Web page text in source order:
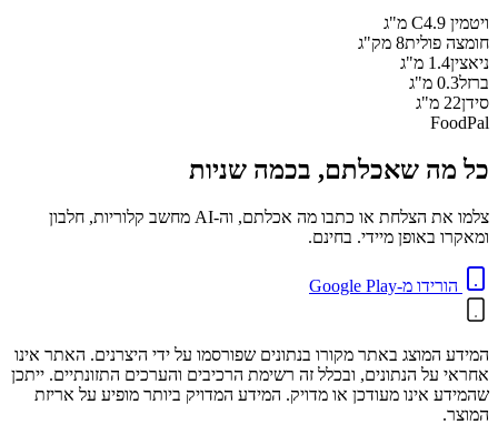
ויטמין C 4.9
מ"ג
חומצה פולית8 מק"ג
ניאצין1.4 מ"ג
ברזל0.3 מ"ג
סידן22 מ"ג
FoodPal
כל מה שאכלתם, בכמה שניות
צלמו את הצלחת או כתבו מה אכלתם, וה-AI מחשב קלוריות, חלבון
ומאקרו באופן מיידי. בחינם.
הורידו מ-Google Play
המידע המוצג באתר מקורו בנתונים שפורסמו על ידי היצרנים. האתר אינו
אחראי על הנתונים, ובכלל זה רשימת הרכיבים והערכים התזונתיים. ייתכן
שהמידע אינו מעודכן או מדויק. המידע המדויק ביותר מופיע על אריזת
המוצר.